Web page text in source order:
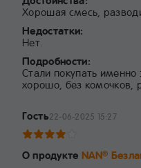
Хорошая смесь,
Недостатки:
Нет.
Подробности:
Стали покупать именно
хорошо, без комочков,
Гость22-06-2025 15:27
О продукте NAN®